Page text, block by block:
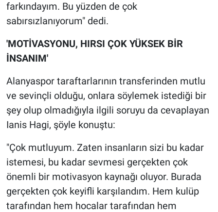
farkındayım. Bu yüzden de çok
sabırsızlanıyorum" dedi.
'MOTİVASYONU, HIRSI ÇOK YÜKSEK BİR
İNSANIM'
Alanyaspor taraftarlarının transferinden mutlu
ve sevinçli olduğu, onlara söylemek istediği bir
şey olup olmadığıyla ilgili soruyu da cevaplayan
Ianis Hagi, şöyle konuştu:
"Çok mutluyum. Zaten insanların sizi bu kadar
istemesi, bu kadar sevmesi gerçekten çok
önemli bir motivasyon kaynağı oluyor. Burada
gerçekten çok keyifli karşılandım. Hem kulüp
tarafından hem hocalar tarafından hem